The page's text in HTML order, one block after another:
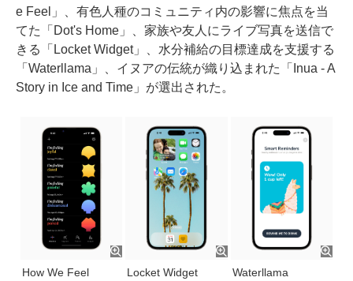
e Feel」、有色人種のコミュニティ内の影響に焦点を当
てた「Dot's Home」、家族や友人にライブ写真を送信で
きる「Locket Widget」、水分補給の目標達成を支援する
「Waterllama」、イヌアの伝統が織り込まれた「Inua - A
Story in Ice and Time」が選出された。
How We Feel Locket Widget Waterllama